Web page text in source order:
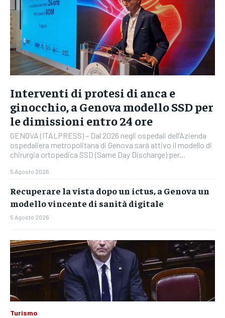
Interventi di protesi di anca e
ginocchio, a Genova modello SSD per
le dimissioni entro 24 ore
GENOVA (ITALPRESS) – Dal 2026 negli ospedali dell’Azienda
ospedaliera metropolitana di Genova sarà attivo il modello di
chirurgia ortopedica SSD (Same Day Discharge) per...
5 Agosto 2026
Recuperare la vista dopo un ictus, a Genova un
modello vincente di sanità digitale
5 Agosto 2026
Turismo